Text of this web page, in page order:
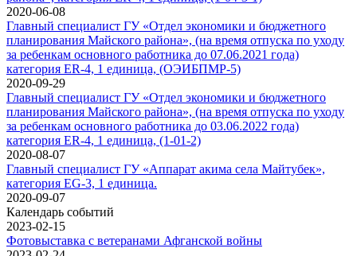
2020-06-08
Главный специалист ГУ «Отдел экономики и бюджетного
планирования Майского района», (на время отпуска по уходу
за ребенкам основного работника до 07.06.2021 года)
категория ER-4, 1 единица, (ОЭИБПМР-5)
2020-09-29
Главный специалист ГУ «Отдел экономики и бюджетного
планирования Майского района», (на время отпуска по уходу
за ребенкам основного работника до 03.06.2022 года)
категория ER-4, 1 единица, (1-01-2)
2020-08-07
Главный специалист ГУ «Аппарат акима села Майтубек»,
категория EG-3, 1 единица.
2020-09-07
Календарь событий
2023-02-15
Фотовыставка с ветеранами Афганской войны